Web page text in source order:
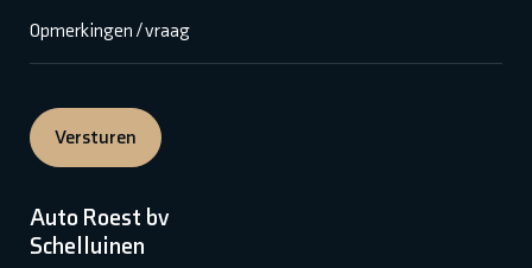
Opmerkingen / vraag
Versturen
Auto Roest bv
Schelluinen